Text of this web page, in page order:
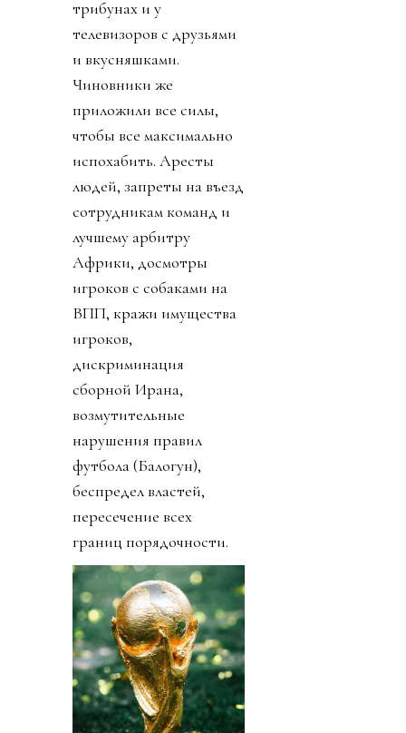
трибунах и у
телевизоров с друзьями
и вкусняшками.
Чиновники же
приложили все силы,
чтобы все максимально
испохабить. Аресты
людей, запреты на въезд
сотрудникам команд и
лучшему арбитру
Африки, досмотры
игроков с собаками на
ВПП, кражи имущества
игроков,
дискриминация
сборной Ирана,
возмутительные
нарушения правил
футбола (Балогун),
беспредел властей,
пересечение всех
границ порядочности.